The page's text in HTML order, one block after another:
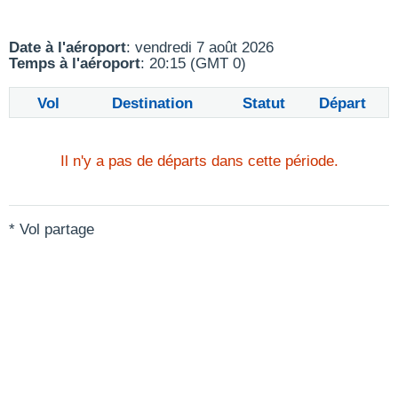
Date à l'aéroport: vendredi 7 août 2026
Temps à l'aéroport: 20:15 (GMT 0)
Vol Destination Statut Départ
Il n'y a pas de départs dans cette période.
* Vol partage